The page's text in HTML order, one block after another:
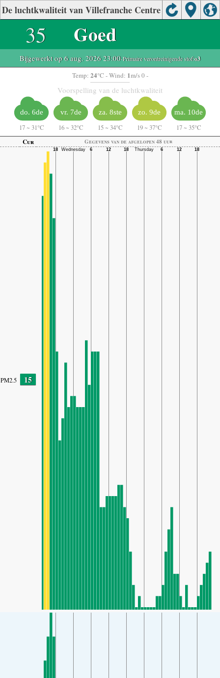
De luchtkwaliteit van Villefranche Centre
35 Goed
Bijgewerkt op 6 aug. 2026 23:00-Primaire verontreinigende stof:o3
Temp: 24°C - Wind: 1m/s 0 -
Voorspelling van de luchtkwaliteit
do. 6de
17 ~ 31°C
vr. 7de
16 ~ 32°C
za. 8ste
15 ~ 34°C
zo. 9de
19 ~ 37°C
ma. 10de
17 ~ 35°C
Cur
Gegevens van de afgelopen 48 uur
PM2.5 15